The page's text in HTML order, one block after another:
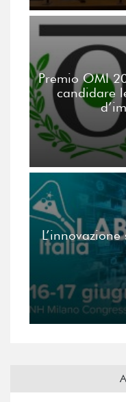
Premio OMI
candidare